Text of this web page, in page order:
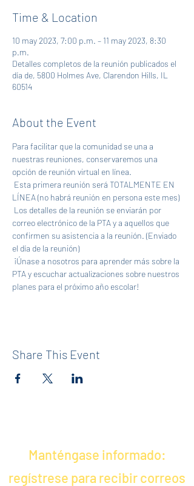
Time & Location
10 may 2023, 7:00 p.m. – 11 may 2023, 8:30
p.m.
Detalles completos de la reunión publicados el
día de, 5800 Holmes Ave, Clarendon Hills, IL
60514
About the Event
Para facilitar que la comunidad se una a
nuestras reuniones, conservaremos una
opción de reunión virtual en línea.
LÍNEA (no habrá reunión en persona este mes)
correo electrónico de la PTA y a aquellos que
confirmen su asistencia a la reunión. (Enviado
el día de la reunión)
PTA y escuchar actualizaciones sobre nuestros
planes para el próximo año escolar!
Share This Event
Manténgase informado:
regístrese para recibir correos